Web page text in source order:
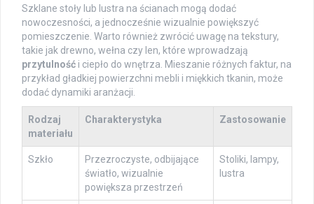
Szklane stoły lub lustra na ścianach mogą dodać
nowoczesności, a jednocześnie wizualnie powiększyć
pomieszczenie. Warto również zwrócić uwagę na tekstury,
takie jak drewno, wełna czy len, które wprowadzają
przytulność i ciepło do wnętrza. Mieszanie różnych faktur, na
przykład gładkiej powierzchni mebli i miękkich tkanin, może
dodać dynamiki aranżacji.
Rodzaj
materiału
Charakterystyka Zastosowanie
Szkło
Przezroczyste, odbijające
światło, wizualnie
powiększa przestrzeń
Stoliki, lampy,
lustra